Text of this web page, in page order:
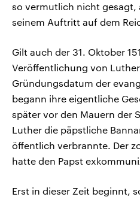
so vermutlich nicht gesagt,
seinem Auftritt auf dem
Gilt auch der 31. Oktober
Veröffentlichung von
Gründungsdatum der
begann ihre eigentliche
später vor den Mauern der
Luther die päpstliche
öffentlich verbrannte. Der
hatte den Papst
Erst in dieser Zeit beginnt,